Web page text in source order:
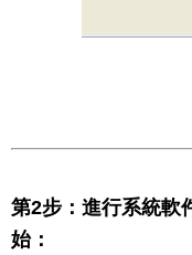
第2步：進行系統
始：